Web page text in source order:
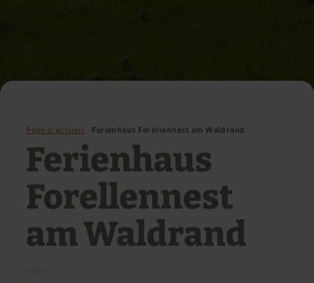
Page d'accueil Ferienhaus Forellennest am Waldrand
Ferienhaus
Forellennest
am Waldrand